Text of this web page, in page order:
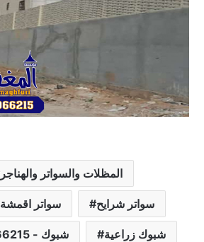
المظلات والسواتر والهناجر
سواتر اقمشة سواتر شرايح
شبوك - 0555966215 مؤسسة المغفوري شبوك|0555966215 شبوك زراعية